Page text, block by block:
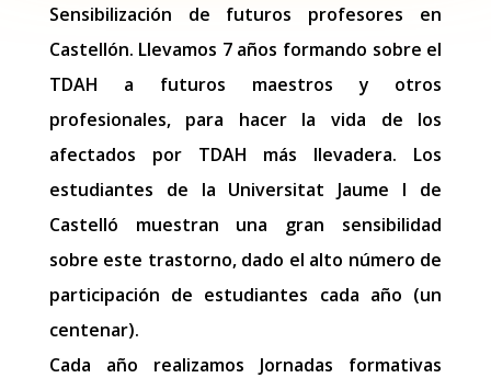
Sensibilización de futuros profesores en
Castellón. Llevamos 7 años formando sobre el
TDAH a futuros maestros y otros
profesionales, para hacer la vida de los
afectados por TDAH más llevadera. Los
estudiantes de la Universitat Jaume I de
Castelló muestran una gran sensibilidad
sobre este trastorno, dado el alto número de
participación de estudiantes cada año (un
centenar).
Cada año realizamos Jornadas formativas